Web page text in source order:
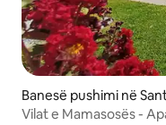
Banesë pushimi në
Vilat e Mamasosës -